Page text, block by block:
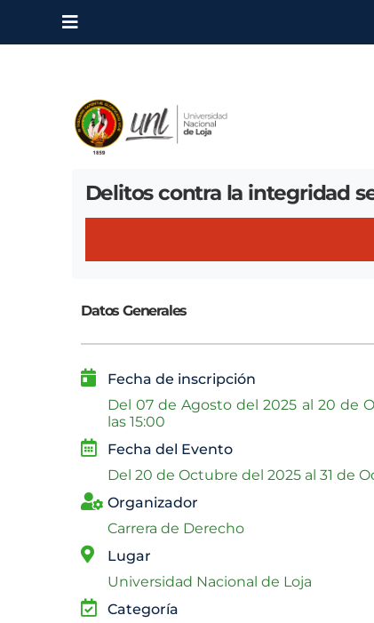
Delitos contra la integridad
Datos Generales
Fecha de inscripción
Del07 de Agosto del 2025 al 20 de
las 15:00
Fecha del Evento
Del20 de Octubre del 2025 al31 de
Organizador
Carrera de Derecho
Lugar
Universidad Nacional de Loja
Categoría